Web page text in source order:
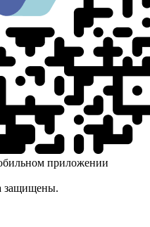
приложении
защищены.